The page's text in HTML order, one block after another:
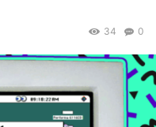
0
34